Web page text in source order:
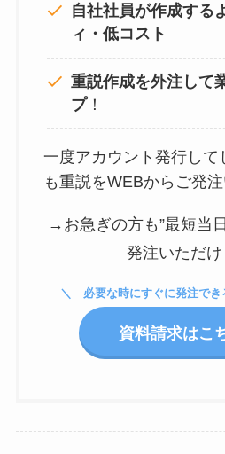
自社社員が作成する
ィ・低コスト
重説作成を外注して
プ！
一度アカウント発行して
も重説をWEBからご発注
→お急ぎの方も”最短当
発注いただけ
必要な時にすぐに発注で
資料請求はこ